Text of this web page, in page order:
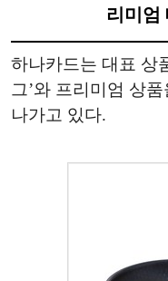
리미엄
하나카드는 대표 상
그’와 프리미엄 상
나가고 있다.